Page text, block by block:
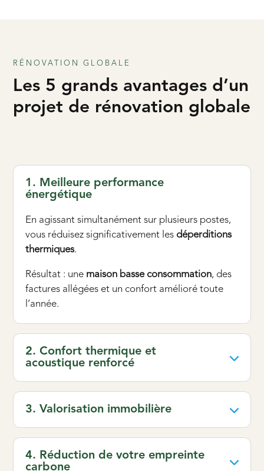
RÉNOVATION GLOBALE
Les 5 grands avantages d’un
projet de rénovation globale
1. Meilleure performance
énergétique
En agissant simultanément sur plusieurs postes,
vous réduisez significativement les déperditions
thermiques.
Résultat : une maison basse consommation, des
factures allégées et un confort amélioré toute
l’année.
2. Confort thermique et
acoustique renforcé
3. Valorisation immobilière
4. Réduction de votre empreinte
carbone